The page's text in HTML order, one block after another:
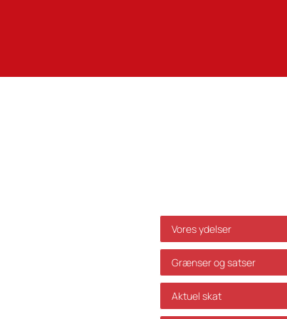
Vores ydelser
Grænser og satser
Aktuel skat